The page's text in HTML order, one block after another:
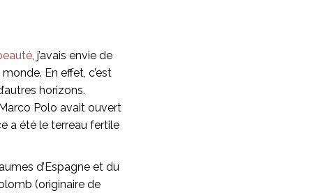
, j’avais envie de
En effet, c’est
horizons.
Polo avait ouvert
a été le terreau fertile
d’Espagne et du
(originaire de